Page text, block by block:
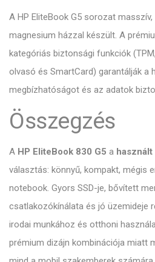
A HP EliteBook G5 sorozat
magnesium házzal készült. A
kategóriás biztonsági funkciók
olvasó és SmartCard) garantálják a
megbízhatóságot és az adatok
Összegzés
A HP EliteBook 830 G5 a
választás: könnyű, kompakt, mégis
notebook. Gyors SSD-je, bővített
csatlakozókínálata és jó üzemideje
irodai munkához és otthoni
prémium dizájn kombinációja miatt